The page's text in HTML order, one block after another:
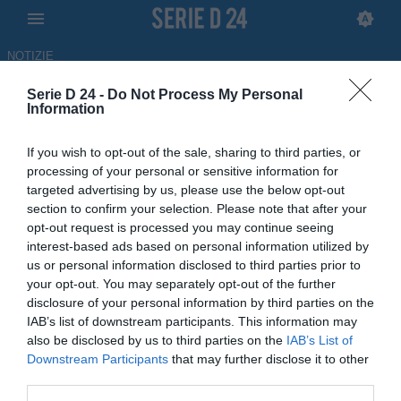
Serie D 24 - Do Not Process My Personal
Information
If you wish to opt-out of the sale, sharing to third parties, or
processing of your personal or sensitive information for
targeted advertising by us, please use the below opt-out
section to confirm your selection. Please note that after your
opt-out request is processed you may continue seeing
interest-based ads based on personal information utilized by
us or personal information disclosed to third parties prior to
your opt-out. You may separately opt-out of the further
disclosure of your personal information by third parties on the
IAB’s list of downstream participants. This information may
also be disclosed by us to third parties on the IAB’s List of
Downstream Participants that may further disclose it to other
NOTIZIE
Musa: "Foggia? Rifarei questa
scelta. Da gennaio poco
equilibrio"
INTERVISTA
04.07.2026 09:00 di Rocco Cristarella
L'ex direttore sportivo del Foggia è intervenuto a SerieD24 per fare
il punto della situazione: dalla stagione con i pugliesi al futuro